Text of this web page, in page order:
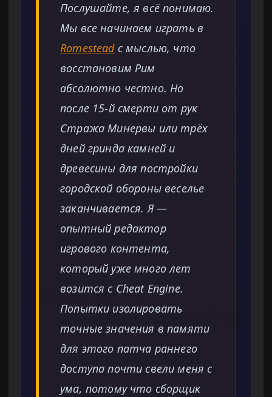
Послушайте, я всё понимаю.
Мы все начинаем играть в
Romesteadс мыслью, что
восстановим Рим
абсолютно честно. Но
после 15-й смерти от рук
Стража Минервы или трёх
дней гринда камней и
древесины для постройки
городской обороны веселье
заканчивается. Я —
опытный редактор
игрового контента,
который уже много лет
возится с Cheat Engine.
Попытки изолировать
точные значения в памяти
для этого патча раннего
доступа почти свели меня с
ума, потому что сборщик